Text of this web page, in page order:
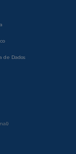
de Dados